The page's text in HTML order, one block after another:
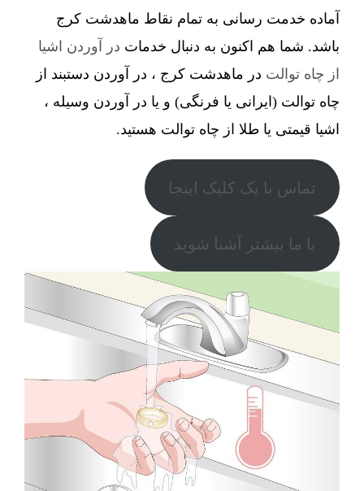
آماده خدمت رسانی به تمام نقاط ماهدشت کرج
باشد. شما هم اکنون به دنبال خدمات در آوردن اشیا
از چاه توالت در ماهدشت کرج ، در آوردن دستبند از
چاه توالت (ایرانی یا فرنگی) و یا در آوردن وسیله ،
اشیا قیمتی یا طلا از چاه توالت هستید.
تماس با یک کلیک اینجا
با ما بیشتر آشنا شوید